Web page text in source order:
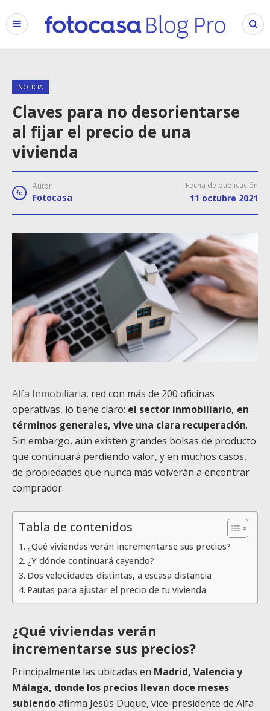
NOTICIA
Claves para no desorientarse
al fijar el precio de una
vivienda
Autor
Fotocasa
Fecha de publicación
11 octubre 2021
Alfa Inmobiliaria, red con más de 200 oficinas
operativas, lo tiene claro: el sector inmobiliario, en
términos generales, vive una clara recuperación.
Sin embargo, aún existen grandes bolsas de producto
que continuará perdiendo valor, y en muchos casos,
de propiedades que nunca más volverán a encontrar
comprador.
Tabla de contenidos
¿Qué viviendas verán incrementarse sus precios?
¿Y dónde continuará cayendo?
Dos velocidades distintas, a escasa distancia
Pautas para ajustar el precio de tu vivienda
¿Qué viviendas verán
incrementarse sus precios?
Principalmente las ubicadas en Madrid, Valencia y
Málaga, donde los precios llevan doce meses
subiendoafirma Jesús Duque, vice-presidente de Alfa